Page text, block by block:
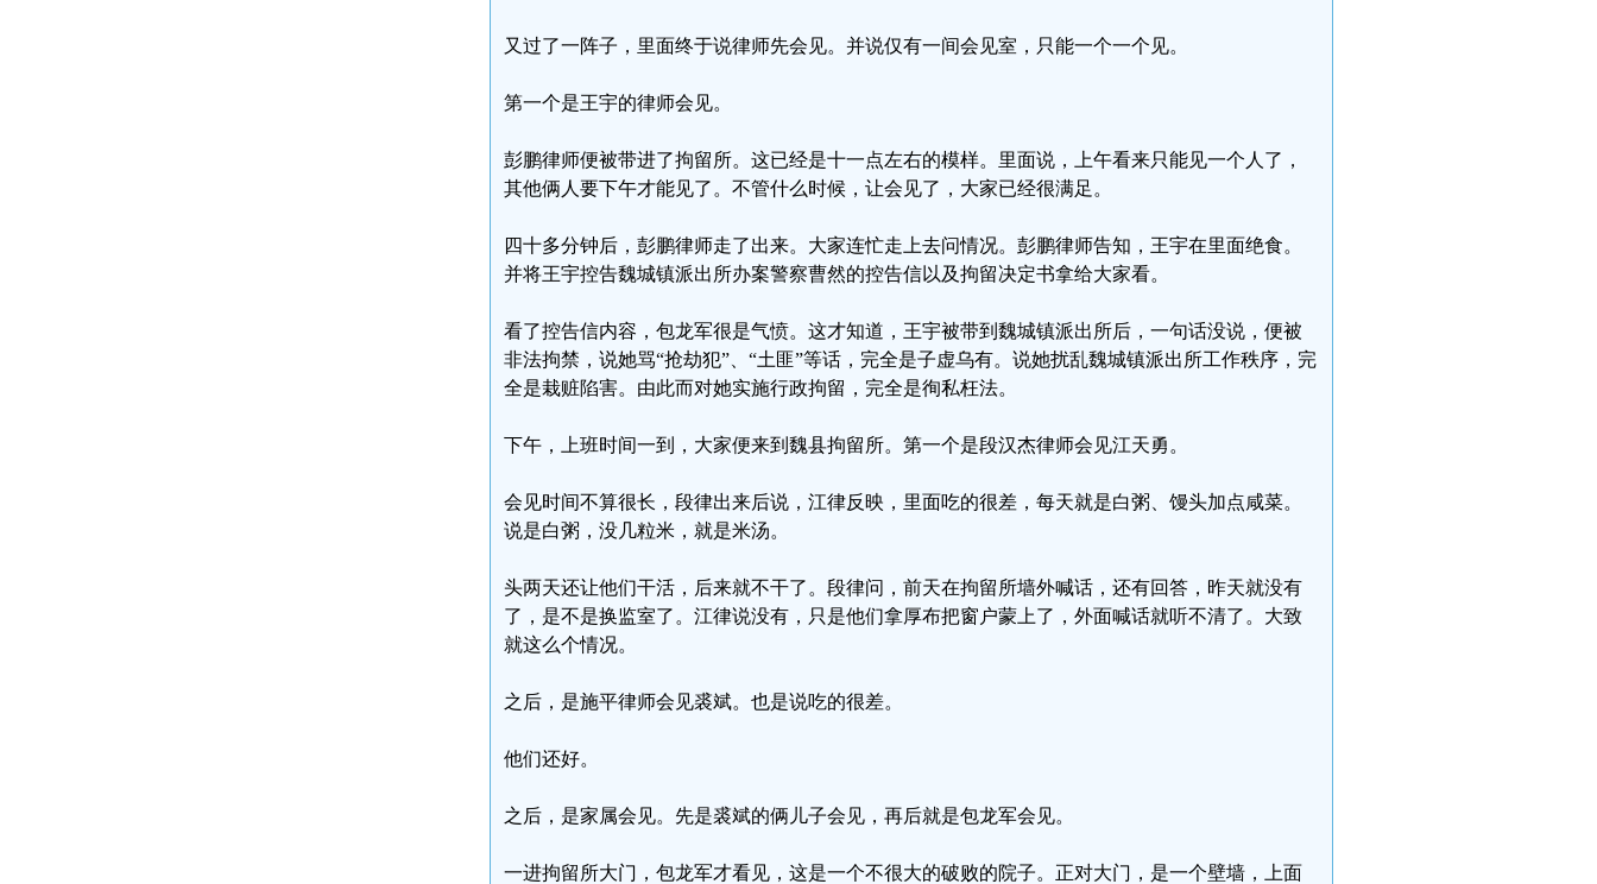
又过了一阵子，里面终于说律师先会见。并说仅有一间会见室，只能一个一个见。
第一个是王宇的律师会见。
彭鹏律师便被带进了拘留所。这已经是十一点左右的模样。里面说，上午看来只能见一个人了，
其他俩人要下午才能见了。不管什么时候，让会见了，大家已经很满足。
四十多分钟后，彭鹏律师走了出来。大家连忙走上去问情况。彭鹏律师告知，王宇在里面绝食。
并将王宇控告魏城镇派出所办案警察曹然的控告信以及拘留决定书拿给大家看。
看了控告信内容，包龙军很是气愤。这才知道，王宇被带到魏城镇派出所后，一句话没说，便被
非法拘禁，说她骂“抢劫犯”、“土匪”等话，完全是子虚乌有。说她扰乱魏城镇派出所工作秩序，完
全是栽赃陷害。由此而对她实施行政拘留，完全是徇私枉法。
下午，上班时间一到，大家便来到魏县拘留所。第一个是段汉杰律师会见江天勇。
会见时间不算很长，段律出来后说，江律反映，里面吃的很差，每天就是白粥、馒头加点咸菜。
说是白粥，没几粒米，就是米汤。
头两天还让他们干活，后来就不干了。段律问，前天在拘留所墙外喊话，还有回答，昨天就没有
了，是不是换监室了。江律说没有，只是他们拿厚布把窗户蒙上了，外面喊话就听不清了。大致
就这么个情况。
之后，是施平律师会见裘斌。也是说吃的很差。
他们还好。
之后，是家属会见。先是裘斌的俩儿子会见，再后就是包龙军会见。
一进拘留所大门，包龙军才看见，这是一个不很大的破败的院子。正对大门，是一个壁墙，上面